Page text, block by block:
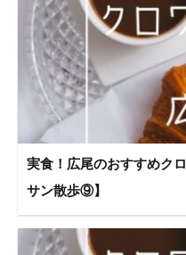
実食！広尾のおすすめク
サン散歩⑨】